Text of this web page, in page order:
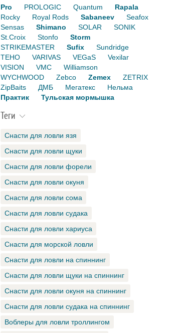
Pro
PROLOGIC Quantum
Rapala
Rocky
Royal Rods Sabaneev
Seafox
Sensas
Shimano SOLAR
SONIK
St.Croix
Stonfo
Storm
STRIKEMASTER
Sufix
Sundridge
TEHO
VARIVAS VEGaS
Vexilar
VISION
VMC
Williamson
WYCHWOOD
Zebco Zemex
ZETRIX
ZipBaits
ДМБ Мегатекс
Нельма
Практик
Тульская мормышка
Теги
Снасти для ловли язя
Снасти для ловли щуки
Снасти для ловли форели
Снасти для ловли окуня
Снасти для ловли сома
Снасти для ловли судака
Снасти для ловли хариуса
Снасти для морской ловли
Снасти для ловли на спиннинг
Снасти для ловли щуки на спиннинг
Снасти для ловли окуня на спиннинг
Снасти для ловли судака на спиннинг
Воблеры для ловли троллингом